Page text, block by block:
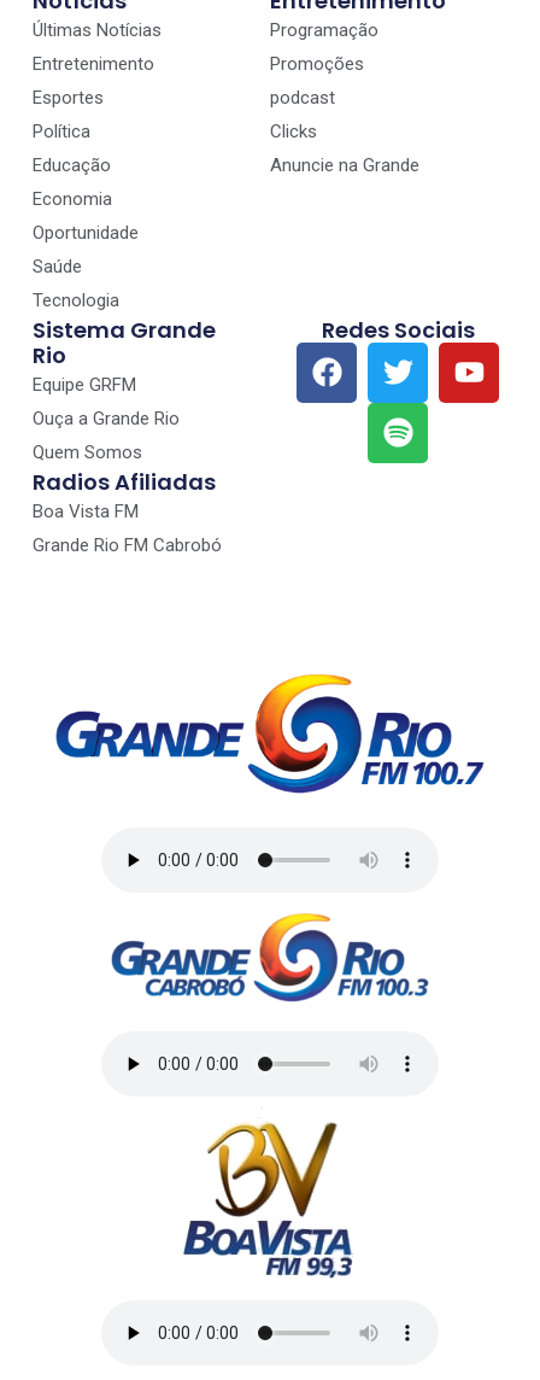
Últimas Notícias
Entretenimento
Esportes
Política
Educação
Economia
Oportunidade
Saúde
Tecnologia
Programação
Promoções
podcast
Clicks
Anuncie na Grande
Sistema Grande
Rio
Equipe GRFM
Ouça a Grande Rio
Quem Somos
Radios Afiliadas
Boa Vista FM
Grande Rio FM Cabrobó
Redes Sociais